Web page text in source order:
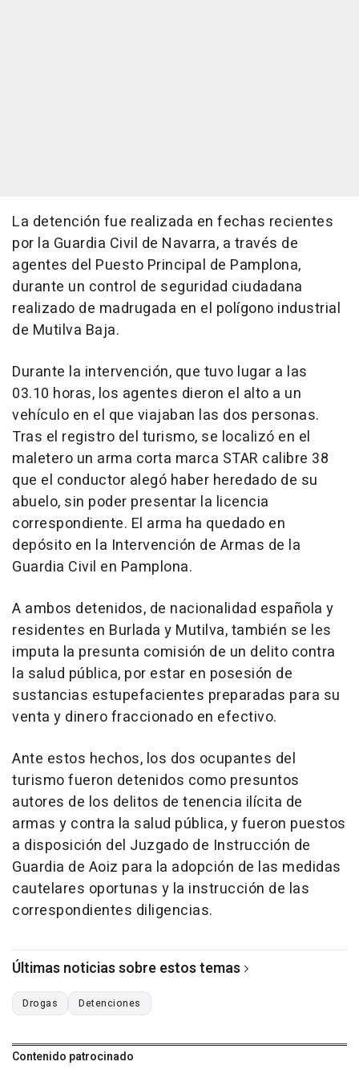
La detención fue realizada en fechas recientes
por la Guardia Civil de Navarra, a través de
agentes del Puesto Principal de Pamplona,
durante un control de seguridad ciudadana
realizado de madrugada en el polígono industrial
de Mutilva Baja.
Durante la intervención, que tuvo lugar a las
03.10 horas, los agentes dieron el alto a un
vehículo en el que viajaban las dos personas.
Tras el registro del turismo, se localizó en el
maletero un arma corta marca STAR calibre 38
que el conductor alegó haber heredado de su
abuelo, sin poder presentar la licencia
correspondiente. El arma ha quedado en
depósito en la Intervención de Armas de la
Guardia Civil en Pamplona.
A ambos detenidos, de nacionalidad española y
residentes en Burlada y Mutilva, también se les
imputa la presunta comisión de un delito contra
la salud pública, por estar en posesión de
sustancias estupefacientes preparadas para su
venta y dinero fraccionado en efectivo.
Ante estos hechos, los dos ocupantes del
turismo fueron detenidos como presuntos
autores de los delitos de tenencia ilícita de
armas y contra la salud pública, y fueron puestos
a disposición del Juzgado de Instrucción de
Guardia de Aoiz para la adopción de las medidas
cautelares oportunas y la instrucción de las
correspondientes diligencias.
Últimas noticias sobre estos temas
Drogas Detenciones
Contenido patrocinado